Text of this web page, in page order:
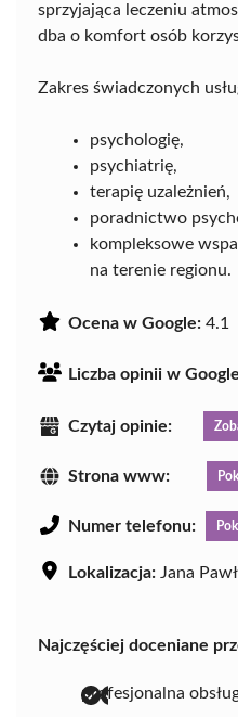
sprzyjająca leczeniu
dba o komfort osób
Zakres świadczonych
psychologię,
psychiatrię,
terapię uzależnień,
poradnictwo
kompleksowe
na terenie regionu.
Ocena w Google: 4.1
Liczba opinii w
Czytaj opinie:
Strona www:
Numer telefonu:
Lokalizacja: Jana
Najczęściej doceniane
profesjonalna